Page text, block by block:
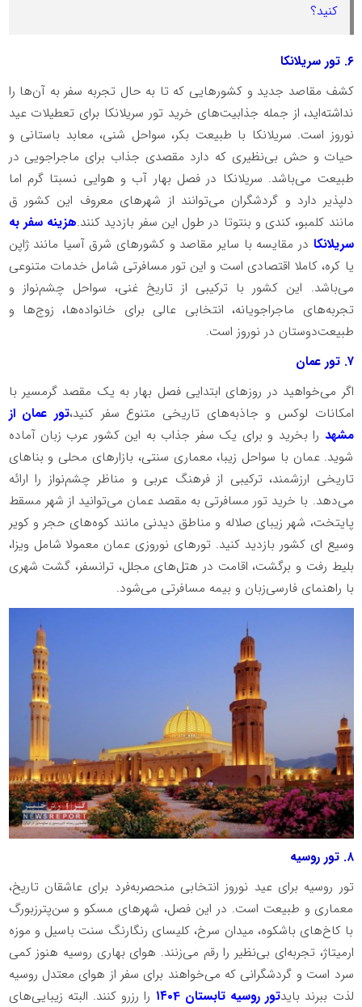
کنید؟
۶. تور سریلانکا
کشف مقاصد جدید و کشورهایی که تا به حال تجربه سفر به آن‌ها را
نداشته‌اید، از جمله جذابیت‌های خرید تور سریلانکا برای تعطیلات عید
نوروز است. سریلانکا با طبیعت بکر، سواحل شنی، معابد باستانی و
حیات ‌و حش بی‌نظیری که دارد مقصدی جذاب برای ماجراجویی در
طبیعت می‌باشد. سریلانکا در فصل بهار آب و هوایی نسبتا گرم اما
دلپذیر دارد و گردشگران می‌توانند از شهرهای معروف این کشور ق
مانند کلمبو، کندی و بنتوتا در طول این سفر بازدید کنند.هزینه سفر به
سریلانکا در مقایسه با سایر مقاصد و کشورهای شرق آسیا مانند ژاپن
یا کره، کاملا اقتصادی است و این تور مسافرتی شامل خدمات متنوعی
می‌باشد. این کشور با ترکیبی از تاریخ غنی، سواحل چشم‌نواز و
تجربه‌های ماجراجویانه، انتخابی عالی برای خانواده‌ها، زوج‌ها و
طبیعت‌دوستان در نوروز است.
۷. تور عمان
اگر می‌خواهید در روزهای ابتدایی فصل بهار به یک مقصد گرمسیر با
امکانات لوکس و جاذبه‌های تاریخی متنوع سفر کنید،تور عمان از
مشهد را بخرید و برای یک سفر جذاب به این کشور عرب زبان آماده
شوید. عمان با سواحل زیبا، معماری سنتی، بازارهای محلی و بناهای
تاریخی ارزشمند، ترکیبی از فرهنگ عربی و مناظر چشم‌نواز را ارائه
می‌دهد. با خرید تور مسافرتی به مقصد عمان می‌توانید از شهر مسقط
پایتخت، شهر زیبای صلاله و مناطق دیدنی مانند کوه‌های حجر و کویر
وسیع ای کشور بازدید کنید. تورهای نوروزی عمان معمولا شامل ویزا،
بلیط رفت و برگشت، اقامت در هتل‌های مجلل، ترانسفر، گشت شهری
با راهنمای فارسی‌زبان و بیمه مسافرتی می‌شود.
۸. تور روسیه
تور روسیه برای عید نوروز انتخابی منحصربه‌فرد برای عاشقان تاریخ،
معماری و طبیعت است. در این فصل، شهرهای مسکو و سن‌پترزبورگ
با کاخ‌های باشکوه، میدان سرخ، کلیسای رنگارنگ سنت باسیل و موزه
ارمیتاژ، تجربه‌ای بی‌نظیر را رقم می‌زنند. هوای بهاری روسیه هنوز کمی
سرد است و گردشگرانی که می‌خواهند برای سفر از هوای معتدل روسیه
لذت ببرند بایدتور روسیه تابستان ۱۴۰4
را رزرو کنند. البته زیبایی‌های